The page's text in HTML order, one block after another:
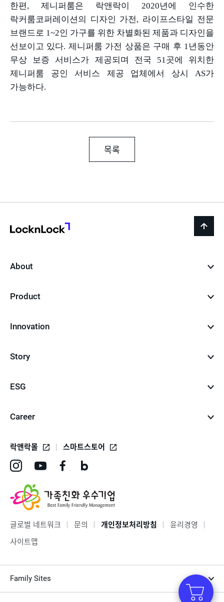
한편, 제니퍼룸은 락앤락이 2020년에 인수한
락커룸코퍼레이션의 디자인 가전, 라이프스타일 전문
브랜드로 1~2인 가구를 위한 차별화된 제품과 디자인을
선보이고 있다. 제니퍼룸 가전 상품은 구매 후 1년동안
무상 보증 서비스가 제공되며 전국 51곳에 위치한
제니퍼룸 공인 서비스 제공 업체에서 상시
AS가
가능하다.
목록
back
About
Product
Innovation
Story
ESG
Career
락앤락몰 스마트스토어
스
타
램
바
로
가
브
로
기
스
바
가
버
로
바
글로벌 네트워크 문의 개인정보처리방침
윤리경영
사이트맵
Family Sites